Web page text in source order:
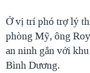
Ở vị trí phó trợ lý
phòng Mỹ, ông
an ninh gắn với
Bình Dương.